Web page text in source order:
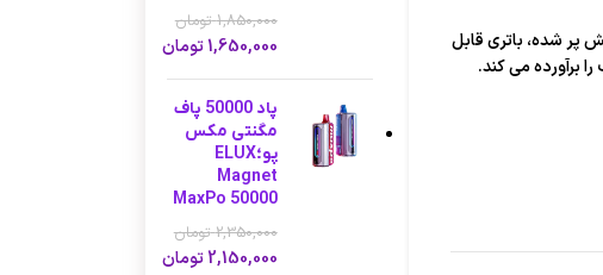
الکترونیکی از پیش پر شده، باتری قابل
1,850,000 تومان
1,650,000تومان
پاد 50000 پاف
مگنتی مکس
پو؛ELUX
Magnet
MaxPo 50000
2,350,000 تومان
2,150,000 تومان